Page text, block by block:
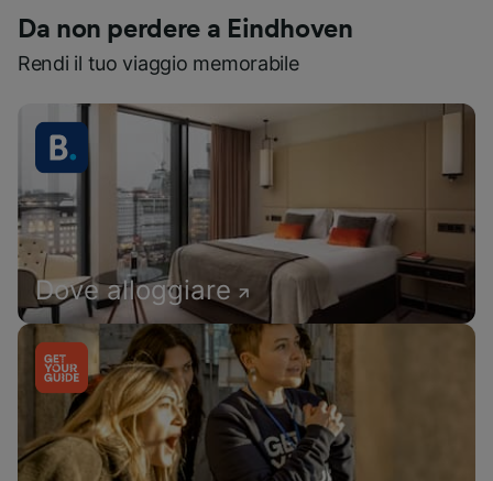
Da non perdere a Eindhoven
Rendi il tuo viaggio memorabile
Dove alloggiare